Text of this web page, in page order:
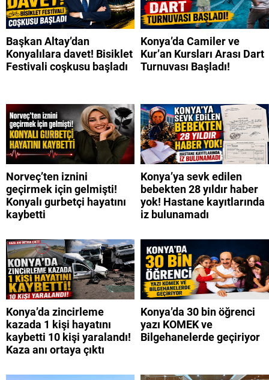
Başkan Altay’dan
Konyalılara davet! Bisiklet
Festivali coşkusu başladı
Konya’da Camiler ve
Kur’an Kursları Arası Dart
Turnuvası Başladı!
Norveç’ten iznini
geçirmek için gelmişti!
Konyalı gurbetçi hayatını
kaybetti
Konya’ya sevk edilen
bebekten 28 yıldır haber
yok! Hastane kayıtlarında
iz bulunamadı
Konya’da zincirleme
kazada 1 kişi hayatını
kaybetti 10 kişi yaralandı!
Kaza anı ortaya çıktı
Konya’da 30 bin öğrenci
yazı KOMEK ve
Bilgehanelerde geçiriyor